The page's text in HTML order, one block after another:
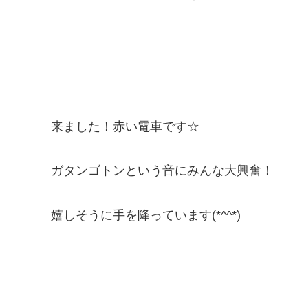
来ました！赤い電車です☆
ガタンゴトンという音にみんな大興奮！
嬉しそうに手を降っています(*^^*)